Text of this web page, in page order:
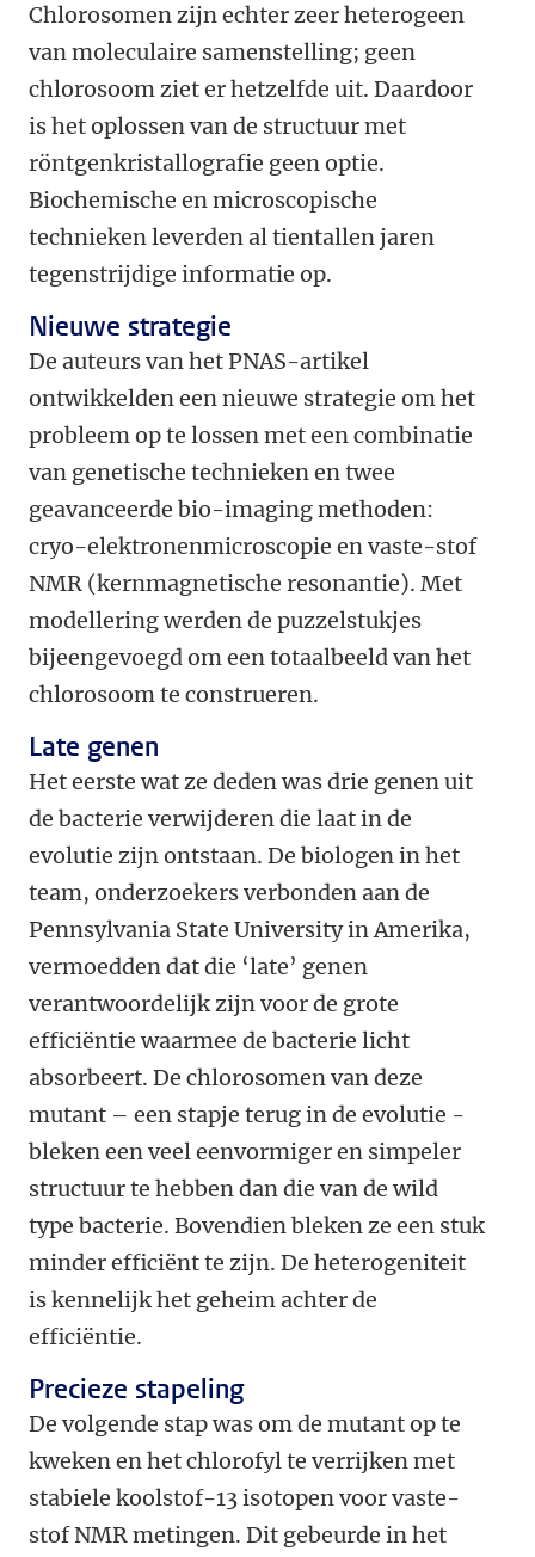
Chlorosomen zijn echter zeer heterogeen
van moleculaire samenstelling; geen
chlorosoom ziet er hetzelfde uit. Daardoor
is het oplossen van de structuur met
röntgenkristallografie geen optie.
Biochemische en microscopische
technieken leverden al tientallen jaren
tegenstrijdige informatie op.
Nieuwe strategie
De auteurs van het PNAS-artikel
ontwikkelden een nieuwe strategie om het
probleem op te lossen met een combinatie
van genetische technieken en twee
geavanceerde bio-imaging methoden:
cryo-elektronenmicroscopie en vaste-stof
NMR (kernmagnetische resonantie). Met
modellering werden de puzzelstukjes
bijeengevoegd om een totaalbeeld van het
chlorosoom te construeren.
Late genen
Het eerste wat ze deden was drie genen uit
de bacterie verwijderen die laat in de
evolutie zijn ontstaan. De biologen in het
team, onderzoekers verbonden aan de
Pennsylvania State University in Amerika,
vermoedden dat die ‘late’ genen
verantwoordelijk zijn voor de grote
efficiëntie waarmee de bacterie licht
absorbeert. De chlorosomen van deze
mutant – een stapje terug in de evolutie -
bleken een veel eenvormiger en simpeler
structuur te hebben dan die van de wild
type bacterie. Bovendien bleken ze een stuk
minder efficiënt te zijn. De heterogeniteit
is kennelijk het geheim achter de
efficiëntie.
Precieze stapeling
De volgende stap was om de mutant op te
kweken en het chlorofyl te verrijken met
stabiele koolstof-13 isotopen voor vaste-
stof NMR metingen. Dit gebeurde in het